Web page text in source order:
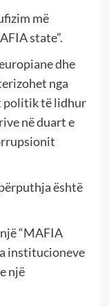
më
state”.
dhe
nga
politik të lidhur
në duart e
është
“MAFIA
institucioneve
një